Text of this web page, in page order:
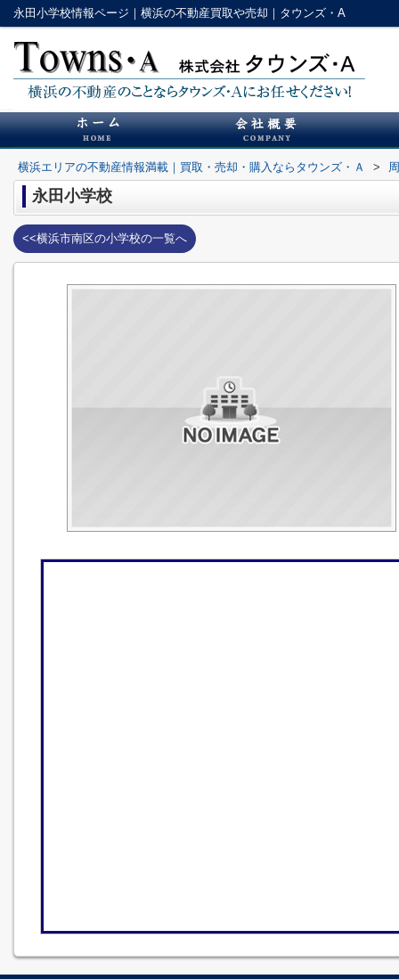
永田小学校情報ページ｜横浜の不動産買取や売却｜タウンズ・A
横浜エリアの不動産情報満載｜買取・売却・購入ならタウンズ・Ａ >
永田小学校
<<横浜市南区の小学校の一覧へ